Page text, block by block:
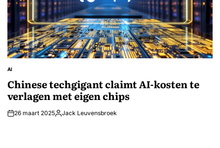
GEPLAATST
AI
Chinese techgigant claimt AI-kosten te
verlagen met eigen chips
26 maart 2025Geplaatst
Jack Leuvensbroek